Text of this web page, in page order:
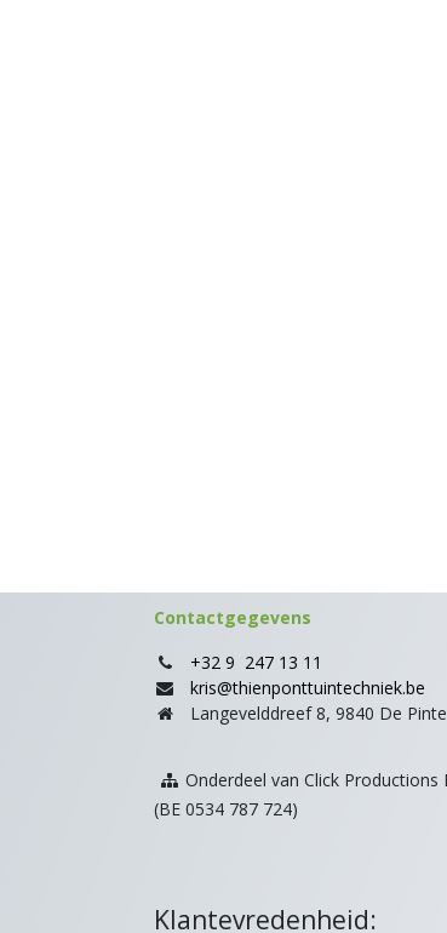
Contactgegevens
+32 9 247 13 11
kris@thienponttuintechniek.be
Langevelddreef 8, 9840 De Pinte
Onderdeel van Click Productions
(BE 0534 787 724)
Klantevredenheid: